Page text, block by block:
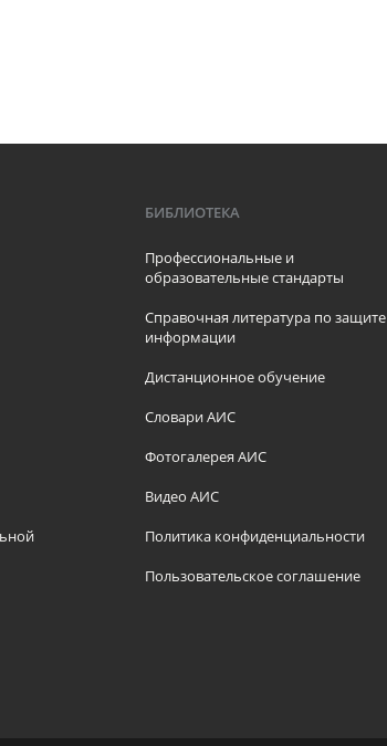
БИБЛИОТЕКА
Профессиональные и
образовательные стандарты
Справочная литература по защите
информации
Дистанционное обучение
Словари АИС
Фотогалерея АИС
Видео АИС
Политика конфиденциальности
Пользовательское соглашение